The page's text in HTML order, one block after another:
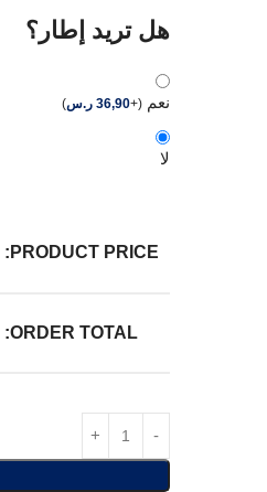
هل تريد إطار؟
نعم (
+
36,90 ر.س)
لا
PRODUCT PRICE:
ORDER TOTAL: